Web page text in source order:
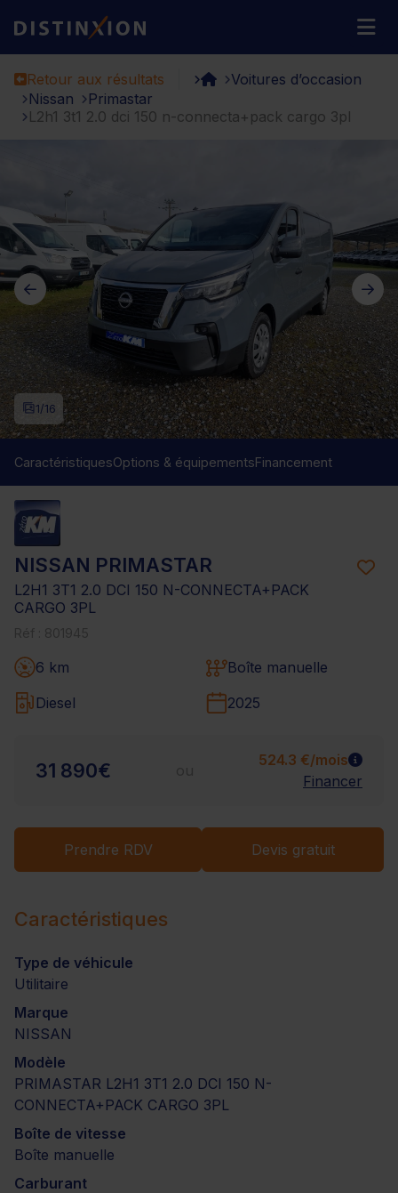
Distinxion
Retour aux résultats
Voitures d’occasion
Nissan
Primastar
L2h1 3t1 2.0 dci 150 n-connecta+pack cargo 3pl
NISSAN PRIMASTAR
L2H1 3T1 2.0 DCI 150 N-CONNECTA+PACK
CARGO 3PL
6 km
Boîte manuelle
Diesel
2025
31 890€
524.3 €/mois
Financer
Prendre RDV Devis gratuit
1/16
CaractéristiquesOptions & équipementsFinancement
Caractéristiques
Type de véhicule
Utilitaire
Marque
NISSAN
Modèle
PRIMASTAR L2H1 3T1 2.0 DCI 150 N-
CONNECTA+PACK CARGO 3PL
Boîte de vitesse
Boîte manuelle
Carburant